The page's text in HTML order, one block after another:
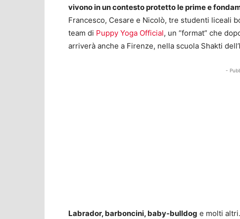
vivono in un contesto protetto le prime e
Francesco, Cesare e Nicolò, tre studenti liceali
team di Puppy Yoga Official, un “format” che
arriverà anche a Firenze, nella scuola Shakti dell’
-
Labrador, barboncini, baby-bulldog e molti